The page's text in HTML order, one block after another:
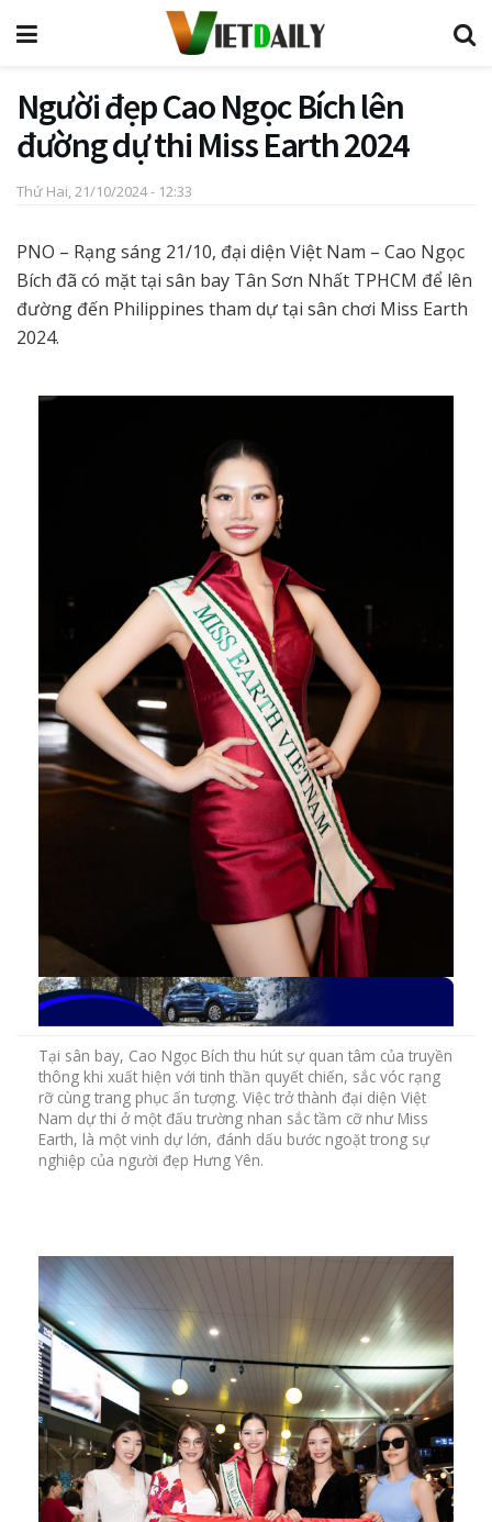
Người đẹp Cao Ngọc Bích lên
đường dự thi Miss Earth 2024
Thứ Hai, 21/10/2024 - 12:33
PNO – Rạng sáng 21/10, đại diện Việt Nam – Cao Ngọc
Bích đã có mặt tại sân bay Tân Sơn Nhất TPHCM để lên
đường đến Philippines tham dự tại sân chơi Miss Earth
2024.
Tại sân bay, Cao Ngọc Bích thu hút sự quan tâm của truyền
thông khi xuất hiện với tinh thần quyết chiến, sắc vóc rạng
rỡ cùng trang phục ấn tượng. Việc trở thành đại diện Việt
Nam dự thi ở một đấu trường nhan sắc tầm cỡ như Miss
Earth, là một vinh dự lớn, đánh dấu bước ngoặt trong sự
nghiệp của người đẹp Hưng Yên.